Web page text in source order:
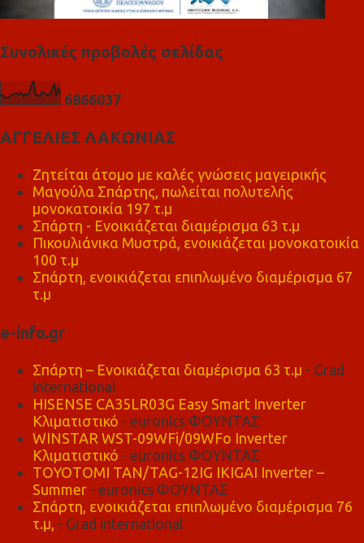
Συνολικές προβολές σελίδας
6866037
ΑΓΓΕΛΙΕΣ ΛΑΚΩΝΙΑΣ
Ζητείται άτομο με καλές γνώσεις μαγειρικής
Μαγούλα Σπάρτης, πωλείται πολυτελής
μονοκατοικία 197 τ.μ
Σπάρτη - Ενοικιάζεται διαμέρισμα 63 τ.μ
Πικουλιάνικα Μυστρά, ενοικιάζεται μονοκατοικία
100 τ.μ
Σπάρτη, ενοικιάζεται επιπλωμένο διαμέρισμα 67
τ.μ
e-info.gr
Σπάρτη – Ενοικιάζεται διαμέρισμα 63 τ.μ - Grad
international
HISENSE CA35LR03G Easy Smart Inverter
Κλιματιστικό - euronics ΦΟΥΝΤΑΣ
WINSTAR WST-09WFi/09WFo Inverter
Κλιματιστικό - euronics ΦΟΥΝΤΑΣ
TOYOTOMI TAN/TAG-12IG IKIGAI Inverter –
Summer - euronics ΦΟΥΝΤΑΣ
Σπάρτη, ενοικιάζεται επιπλωμένο διαμέρισμα 76
τ.μ, - Grad international